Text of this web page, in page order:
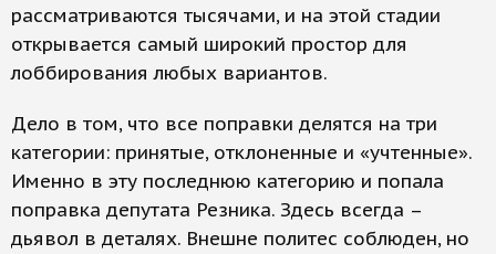
рассматриваются тысячами, и на этой стадии
открывается самый широкий простор для
лоббирования любых вариантов.
Дело в том, что все поправки делятся на три
категории: принятые, отклоненные и «учтенные».
Именно в эту последнюю категорию и попала
поправка депутата Резника. Здесь всегда –
дьявол в деталях. Внешне политес соблюден, но